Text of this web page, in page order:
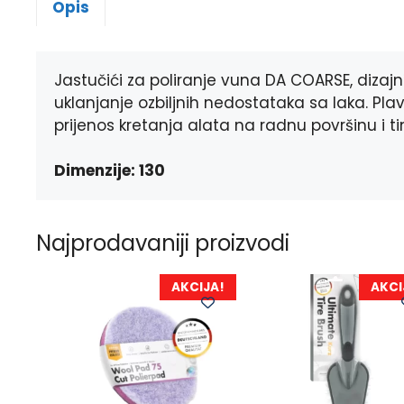
Opis
Jastučići za poliranje vuna DA COARSE,
uklanjanje ozbiljnih nedostataka sa laka.
prijenos kretanja alata na radnu površinu i
Dimenzije: 130
Najprodavaniji proizvodi
AKCIJA!